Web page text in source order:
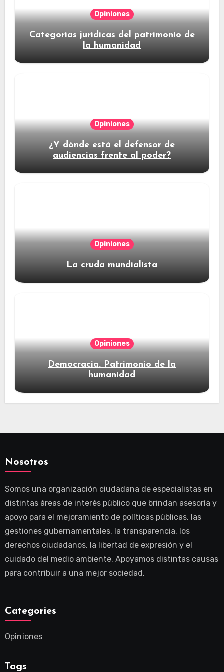
Opiniones
Categorías jurídicas del patrimonio de
la humanidad
Opiniones
¿Y dónde está el defensor de
audiencias frente al poder?
Opiniones
La cruda mundialista
Opiniones
Democracia. Patrimonio de la
humanidad
Nosotros
Somos una organización ciudadana de especialistas en
distintas áreas de interés público que brindan asesoría y
apoyo para el mejoramiento de políticas públicas, las
gestiones gubernamentales, la transparencia, los
derechos ciudadanos, la libertad de expresión y el
cuidado del medio ambiente. Apoyamos distintas causas
para contribuir a una mejor sociedad.
Categories
Opiniones
Tags